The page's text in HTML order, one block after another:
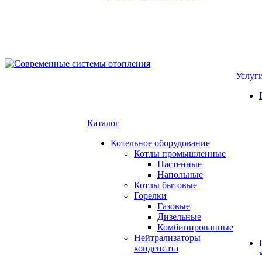
Каталог
Котельное оборудование
Котлы промышленные
Настенные
Напольные
Котлы бытовые
Горелки
Газовые
Дизельные
Комбинированные
Нейтрализаторы
конденсата